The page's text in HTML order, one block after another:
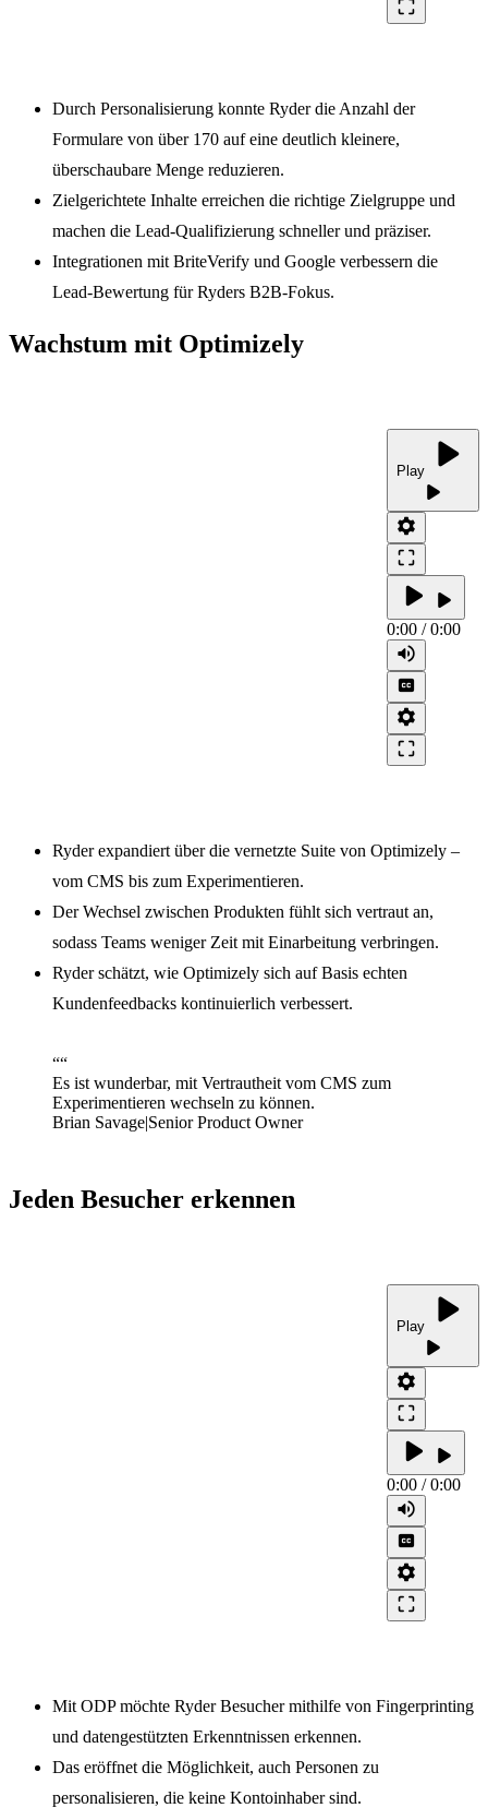
crop_free
Durch Personalisierung konnte Ryder die Anzahl der
Formulare von über 170 auf eine deutlich kleinere,
überschaubare Menge reduzieren.
Zielgerichtete Inhalte erreichen die richtige Zielgruppe und
machen die Lead-Qualifizierung schneller und präziser.
Integrationen mit BriteVerify und Google verbessern die
Lead-Bewertung für Ryders B2B-Fokus.
Wachstum mit Optimizely
Play play_arrow
play_arrow
settings
crop_free
play_arrow play_arrow
0:00/0:00
volume_up
closed_caption
settings
crop_free
Ryder expandiert über die vernetzte Suite von Optimizely –
vom CMS bis zum Experimentieren.
Der Wechsel zwischen Produkten fühlt sich vertraut an,
sodass Teams weniger Zeit mit Einarbeitung verbringen.
Ryder schätzt, wie Optimizely sich auf Basis echten
Kundenfeedbacks kontinuierlich verbessert.
““
Es ist wunderbar, mit Vertrautheit vom CMS zum
Experimentieren wechseln zu können.
Brian Savage|Senior Product Owner
Jeden Besucher erkennen
Play play_arrow
play_arrow
settings
crop_free
play_arrow play_arrow
0:00/0:00
volume_up
closed_caption
settings
crop_free
Mit ODP möchte Ryder Besucher mithilfe von Fingerprinting
und datengestützten Erkenntnissen erkennen.
Das eröffnet die Möglichkeit, auch Personen zu
personalisieren, die keine Kontoinhaber sind.